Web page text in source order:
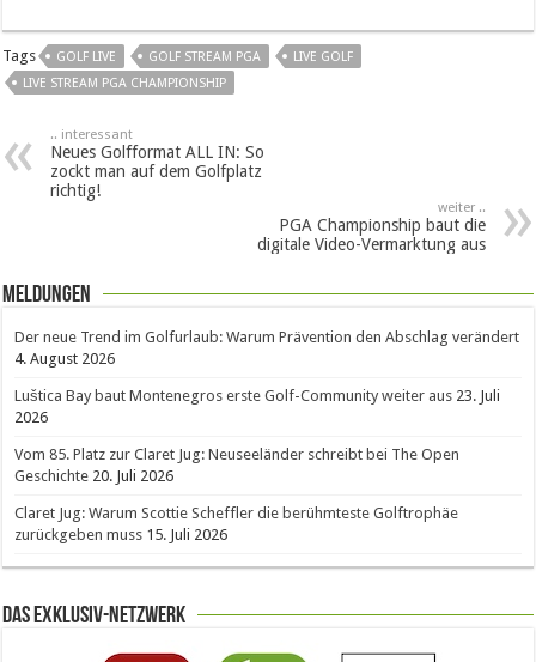
Tags GOLF LIVE GOLF STREAM PGA
LIVE GOLF
LIVE STREAM PGA CHAMPIONSHIP
.. interessant
Neues Golfformat ALL IN: So
zockt man auf dem Golfplatz
richtig!
weiter ..
PGA Championship baut die
digitale Video-Vermarktung aus
Meldungen
Der neue Trend im Golfurlaub: Warum Prävention den Abschlag verändert
4. August 2026
Luštica Bay baut Montenegros erste Golf-Community weiter aus 23. Juli
2026
Vom 85. Platz zur Claret Jug: Neuseeländer schreibt bei The Open
Geschichte 20. Juli 2026
Claret Jug: Warum Scottie Scheffler die berühmteste Golftrophäe
zurückgeben muss 15. Juli 2026
Das Exklusiv-Netzwerk